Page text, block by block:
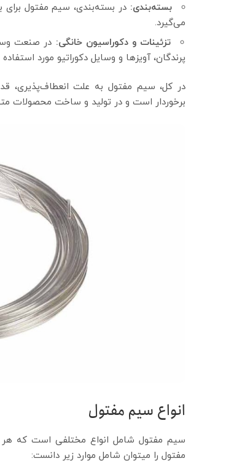
بسته‌بندی: در بسته‌بندی، سیم مفتول برای
می‌گیرد.
تزئینات و دکوراسیون خانگی: در صنعت
پرندگان، آویزها و وسایل دکوراتیو مورد
در کل، سیم مفتول به علت انعطاف‌پذیری،
برخوردار است و در تولید و ساخت محصولات
انواع سیم مفتول
سیم مفتول شامل انواع مختلفی است که هر
مفتول را میتوان شامل موارد زیر دانست: